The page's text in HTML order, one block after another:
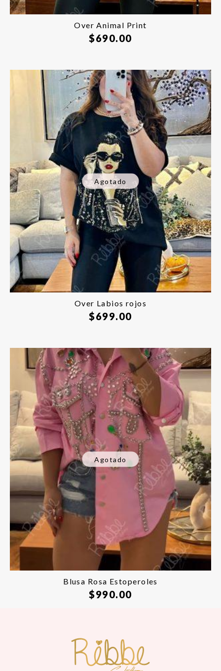
Over Animal Print
$690.00
Agotado
Over Labios rojos
$699.00
Agotado
Blusa Rosa Estoperoles
$990.00